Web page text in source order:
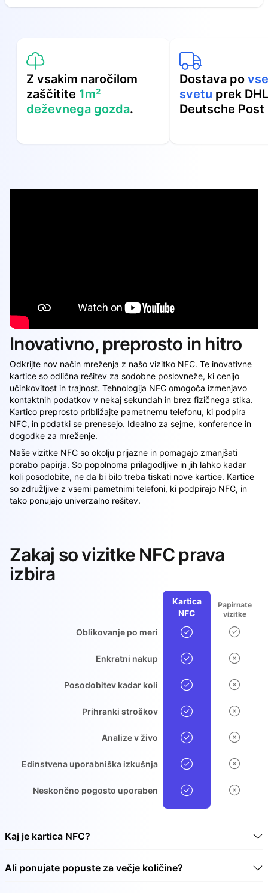
Z vsakim naročilom
zaščitite 1m²
deževnega gozda.
Dostava po
svetu prek
Deutsche Post
Inovativno, preprosto in hitro
Odkrijte nov način mreženja z našo vizitko NFC. Te inovativne
kartice so odlična rešitev za sodobne poslovneže, ki cenijo
učinkovitost in trajnost. Tehnologija NFC omogoča izmenjavo
kontaktnih podatkov v nekaj sekundah in brez fizičnega stika.
Kartico preprosto približajte pametnemu telefonu, ki podpira
NFC, in podatki se prenesejo. Idealno za sejme, konference in
dogodke za mreženje.
Naše vizitke NFC so okolju prijazne in pomagajo zmanjšati
porabo papirja. So popolnoma prilagodljive in jih lahko kadar
koli posodobite, ne da bi bilo treba tiskati nove kartice. Kartice
so združljive z vsemi pametnimi telefoni, ki podpirajo NFC, in
tako ponujajo univerzalno rešitev.
Zakaj so vizitke NFC prava
izbira
Kartica
NFC
Papirnate
vizitke
Oblikovanje po meri
Enkratni nakup
Posodobitev kadar koli
Prihranki stroškov
Analize v živo
Edinstvena uporabniška izkušnja
Neskončno pogosto uporaben
Kaj je kartica NFC?
lahko uporablja za brezkontaktni prenos podatkov. NFC
Ali ponujate popuste za večje količine?